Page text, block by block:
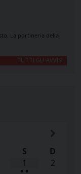
La portineria della
TUTTI GLI AVVISI
S
D
1
• •
2